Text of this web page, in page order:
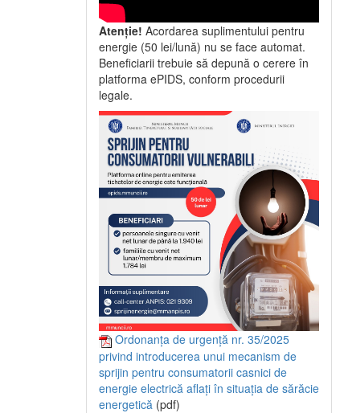
Atenție! Acordarea suplimentului pentru
energie (50 lei/lună) nu se face automat.
Beneficiarii trebuie să depună o cerere în
platforma ePIDS, conform procedurii
legale.
Ordonanța de urgență nr. 35/2025
privind introducerea unui mecanism de
sprijin pentru consumatorii casnici de
energie electrică aflați în situația de sărăcie
energetică (pdf)